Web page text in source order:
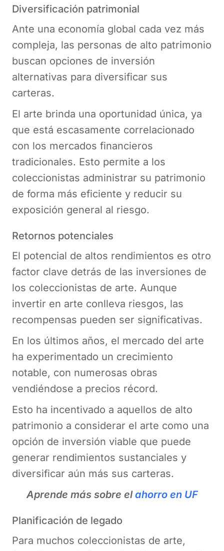
Diversificación patrimonial
Ante una economía global cada vez más
compleja, las personas de alto patrimonio
buscan opciones de inversión
alternativas para diversificar sus
carteras.
El arte brinda una oportunidad única, ya
que está escasamente correlacionado
con los mercados financieros
tradicionales. Esto permite a los
coleccionistas administrar su patrimonio
de forma más eficiente y reducir su
exposición general al riesgo.
Retornos potenciales
El potencial de altos rendimientos es otro
factor clave detrás de las inversiones de
los coleccionistas de arte. Aunque
invertir en arte conlleva riesgos, las
recompensas pueden ser significativas.
En los últimos años, el mercado del arte
ha experimentado un crecimiento
notable, con numerosas obras
vendiéndose a precios récord.
Esto ha incentivado a aquellos de alto
patrimonio a considerar el arte como una
opción de inversión viable que puede
generar rendimientos sustanciales y
diversificar aún más sus carteras.
Aprende más sobre elahorro en UF
Planificación de legado
Para muchos coleccionistas de arte,